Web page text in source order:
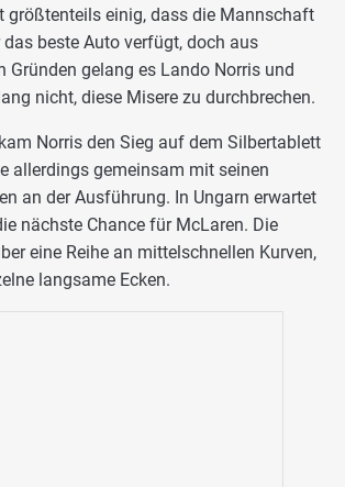
größtenteils einig, dass die Mannschaft
beste Auto verfügt, doch aus
Gründen gelang es Lando Norris und
nicht, diese Misere zu durchbrechen.
Norris den Sieg auf dem Silbertablett
allerdings gemeinsam mit seinen
an der Ausführung. In Ungarn erwartet
nächste Chance für McLaren. Die
eine Reihe an mittelschnellen Kurven,
langsame Ecken.